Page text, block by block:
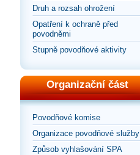
Druh a rozsah ohrožení
Opatření k ochraně před
povodněmi
Stupně povodňové aktivity
Organizační část
Povodňové komise
Organizace povodňové služby
Způsob vyhlašování SPA